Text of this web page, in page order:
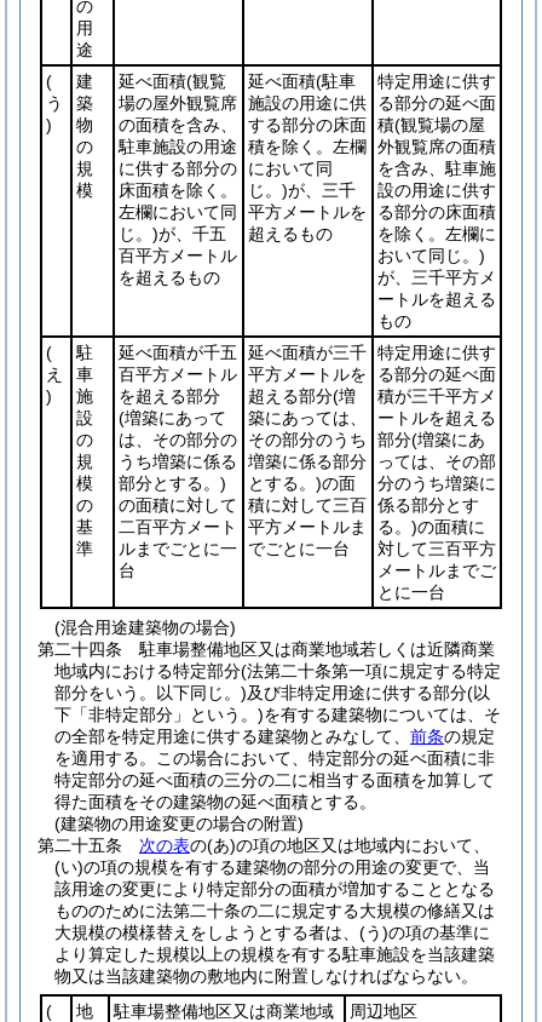
の
用
途
(
う
)
建
築
物
の
規
模
延べ面積(観覧
場の屋外観覧席
の面積を含み、
駐車施設の用途
に供する部分の
床面積を除く。
左欄において同
じ。)が、千五
百平方メートル
を超えるもの
延べ面積(駐車
施設の用途に供
する部分の床面
積を除く。左欄
において同
じ。)が、三千
平方メートルを
超えるもの
特定用途に供す
る部分の延べ面
積(観覧場の屋
外観覧席の面積
を含み、駐車施
設の用途に供す
る部分の床面積
を除く。左欄に
おいて同じ。)
が、三千平方メ
ートルを超える
もの
(
え
)
駐
車
施
設
の
規
模
の
基
準
延べ面積が千五
百平方メートル
を超える部分
(増築にあって
は、その部分の
うち増築に係る
部分とする。)
の面積に対して
二百平方メート
ルまでごとに一
台
延べ面積が三千
平方メートルを
超える部分(増
築にあっては、
その部分のうち
増築に係る部分
とする。)の面
積に対して三百
平方メートルま
でごとに一台
特定用途に供す
る部分の延べ面
積が三千平方メ
ートルを超える
部分(増築にあ
っては、その部
分のうち増築に
係る部分とす
る。)の面積に
対して三百平方
メートルまでご
とに一台
(混合用途建築物の場合)
第二十四条
駐車場整備地区又は商業地域若しくは近隣商業
地域内における特定部分(法第二十条第一項に規定する特定
部分をいう。以下同じ。)及び非特定用途に供する部分(以
下「非特定部分」という。)を有する建築物については、そ
の全部を特定用途に供する建築物とみなして、 前条の規定
を適用する。
この場合において、特定部分の延べ面積に非
特定部分の延べ面積の三分の二に相当する面積を加算して
得た面積をその建築物の延べ面積とする。
(建築物の用途変更の場合の附置)
第二十五条
次の表の(あ)の項の地区又は地域内において、
(い)の項の規模を有する建築物の部分の用途の変更で、当
該用途の変更により特定部分の面積が増加することとなる
もののために法第二十条の二に規定する大規模の修繕又は
大規模の模様替えをしようとする者は、 (う)の項の基準に
より算定した規模以上の規模を有する駐車施設を当該建築
物又は当該建築物の敷地内に附置しなければならない。
(
地
駐車場整備地区又は商業地域
周辺地区